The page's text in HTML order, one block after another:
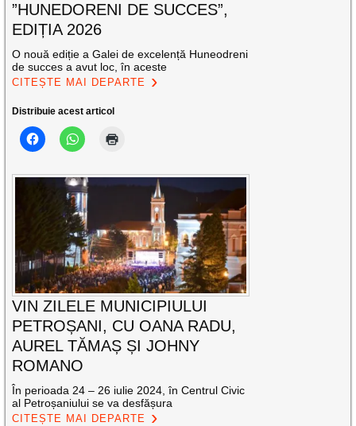
”HUNEDORENI DE SUCCES”,
EDIȚIA 2026
O nouă ediție a Galei de excelență Huneodreni
de succes a avut loc, în aceste
CITEȘTE MAI DEPARTE
Distribuie acest articol
VIN ZILELE MUNICIPIULUI
PETROȘANI, CU OANA RADU,
AUREL TĂMAȘ ȘI JOHNY
ROMANO
În perioada 24 – 26 iulie 2024, în Centrul Civic
al Petroșaniului se va desfășura
CITEȘTE MAI DEPARTE